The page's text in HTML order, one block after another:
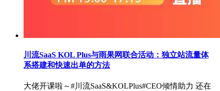
川流SaaS KOL Plus与雨果网联合活动：独立站流量体
系搭建和快速出单的方法
大佬开课啦～#川流SaaS&KOLPlus#CEO倾情助力 还在